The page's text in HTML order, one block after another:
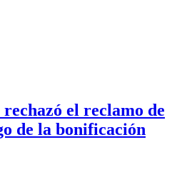
el reclamo de
de la bonificación